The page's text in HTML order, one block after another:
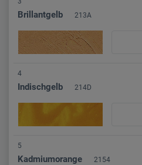
Brillantgelb 213A
4
Indischgelb 214D
5
Kadmiumorange 2154